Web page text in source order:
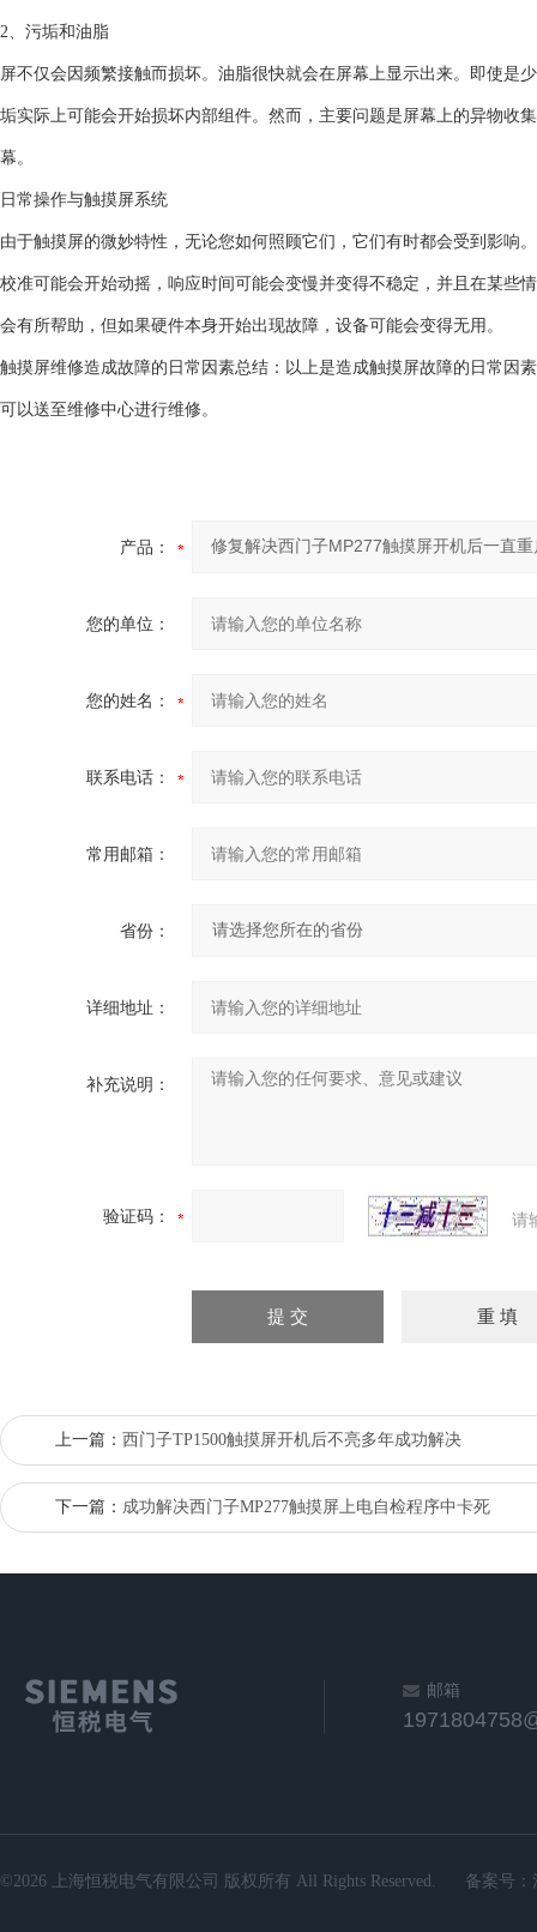
2、污垢和油脂
屏不仅会因频繁接触而损坏。油脂很快就会在屏幕上显示出来。即使是
垢实际上可能会开始损坏内部组件。然而，主要问题是屏幕上的异物收
幕。
日常操作与触摸屏系统
由于触摸屏的微妙特性，无论您如何照顾它们，它们有时都会受到影响
校准可能会开始动摇，响应时间可能会变慢并变得不稳定，并且在某些
会有所帮助，但如果硬件本身开始出现故障，设备可能会变得无用。
触摸屏维修造成故障的日常因素总结：以上是造成触摸屏故障的日常因
可以送至维修中心进行维修。
产品：
您的单位：
您的姓名：
联系电话：
常用邮箱：
省份：
详细地址：
补充说明：
验证码： 请
上一篇： 西门子TP1500触摸屏开机后不亮多年成功解决
下一篇： 成功解决西门子MP277触摸屏上电自检程序中卡死
邮箱
©2026 上海恒税电气有限公司 版权所有 All Rights Reserved. 备案号：